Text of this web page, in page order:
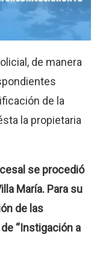
de manera
de la
la propietaria
se procedió
María. Para su
de las
“Instigación a